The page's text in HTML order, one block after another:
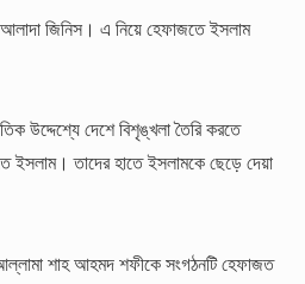
আলাদা জিনিস। এ নিয়ে হেফাজতে ইসলাম
উদ্দেশ্যে দেশে বিশৃঙ্খলা তৈরি করতে
ইসলাম। তাদের হাতে ইসলামকে ছেড়ে দেয়া
শাহ আহমদ শফীকে সংগঠনটি হেফাজত